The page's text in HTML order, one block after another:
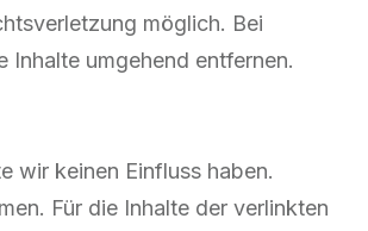
möglich. Bei
umgehend entfernen.
wir keinen Einfluss haben.
Für die Inhalte der verlinkten